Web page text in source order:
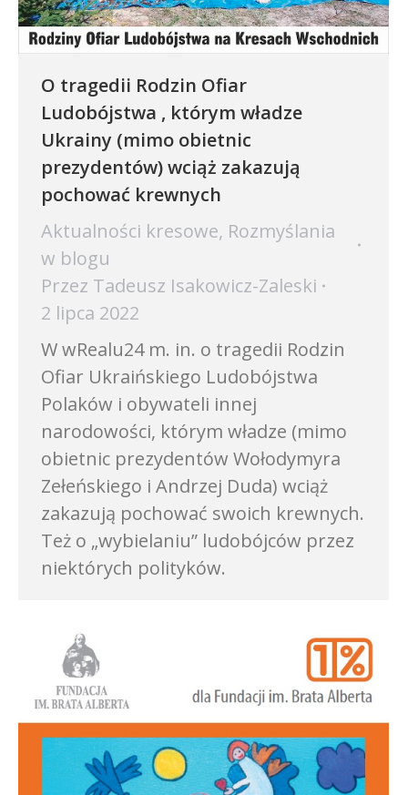
O tragedii Rodzin Ofiar
Ludobójstwa , którym władze
Ukrainy (mimo obietnic
prezydentów) wciąż zakazują
pochować krewnych
Aktualności kresowe, Rozmyślania
w blogu
Przez Tadeusz Isakowicz-Zaleski
2 lipca 2022
W wRealu24 m. in. o tragedii Rodzin
Ofiar Ukraińskiego Ludobójstwa
Polaków i obywateli innej
narodowości, którym władze (mimo
obietnic prezydentów Wołodymyra
Zełeńskiego i Andrzej Duda) wciąż
zakazują pochować swoich krewnych.
Też o „wybielaniu” ludobójców przez
niektórych polityków.